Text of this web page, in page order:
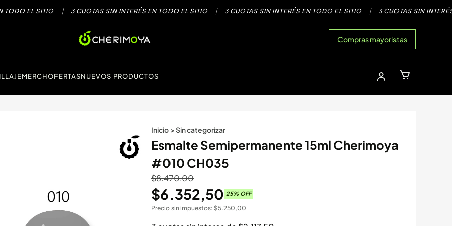
EL SITIO | 3 CUOTAS SIN INTERÉS EN TODO EL SITIO | 3 CUOTAS SIN INTERÉS EN TODO EL SITIO | 3 CUOTAS SIN INTERÉS
Compras mayoristas
MERCHOFERTASNUEVOS PRODUCTOS
Inicio>Sin categorizar
Esmalte Semipermanente 15ml Cherimoya
#010 CH035
$8.470,00
$6.352,50 25% OFF
Precio sin impuestos: $5.250,00